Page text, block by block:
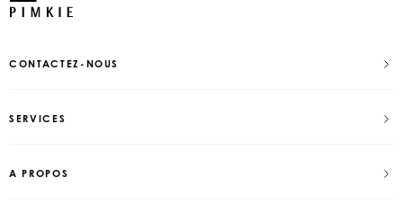
CONTACTEZ-NOUS
SERVICES
A PROPOS